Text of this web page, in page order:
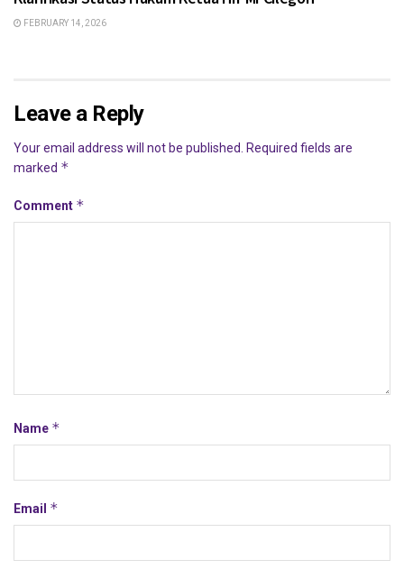
FEBRUARY 14, 2026
Leave a Reply
Your email address will not be published. Required fields are
marked *
Comment *
Name *
Email *